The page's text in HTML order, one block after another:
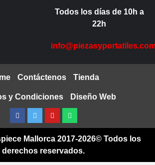
Todos los días de 10h a
22h
Contáctenos Tienda
y Condiciones Diseño Web
Facebook
TwitterYoutubeWhatsapp
Mallorca 2017-2026© Todos los
derechos reservados.